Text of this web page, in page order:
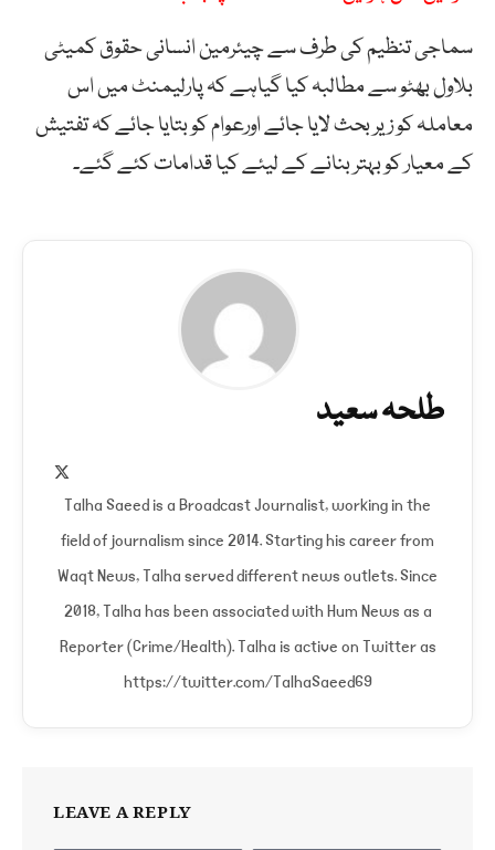
سماجی تنظیم کی طرف سے چیئرمین انسانی حقوق کمیٹی
بلاول بھٹو سے مطالبہ کیا گیاہے کہ پارلیمنٹ میں اس
معاملہ کو زیر بحث لایا جائے اورعوام کو بتایا جائے کہ تفتیش
کے معیار کو بہتر بنانے کے لیئے کیا قدامات کئے گئے۔
طلحہ سعید
Talha Saeed is a Broadcast Journalist, working in the
field of journalism since 2014. Starting his career from
Waqt News, Talha served different news outlets. Since
2018, Talha has been associated with Hum News as a
Reporter (Crime/Health). Talha is active on Twitter as
https://twitter.com/TalhaSaeed69
LEAVE A REPLY